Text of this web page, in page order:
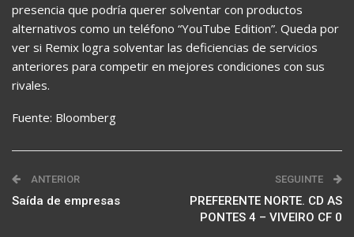
presencia que podría querer solventar con productos
alternativos como un teléfono “YouTube Edition”. Queda por
ver si Remix logra solventar las deficiencias de servicios
anteriores para competir en mejores condiciones con sus
rivales.
Fuente: Bloomberg
ANTERIOR
Saída de empresas
SEGUINTE
PREFERENTE NORTE. CD AS
PONTES 4 – VIVEIRO CF 0